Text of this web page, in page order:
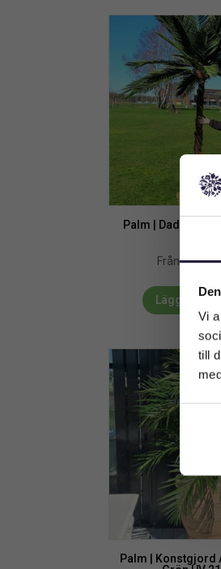
Vi
till
Palm | Dadelpalm
Från:
Lägg till i
Palm | Konstgjord